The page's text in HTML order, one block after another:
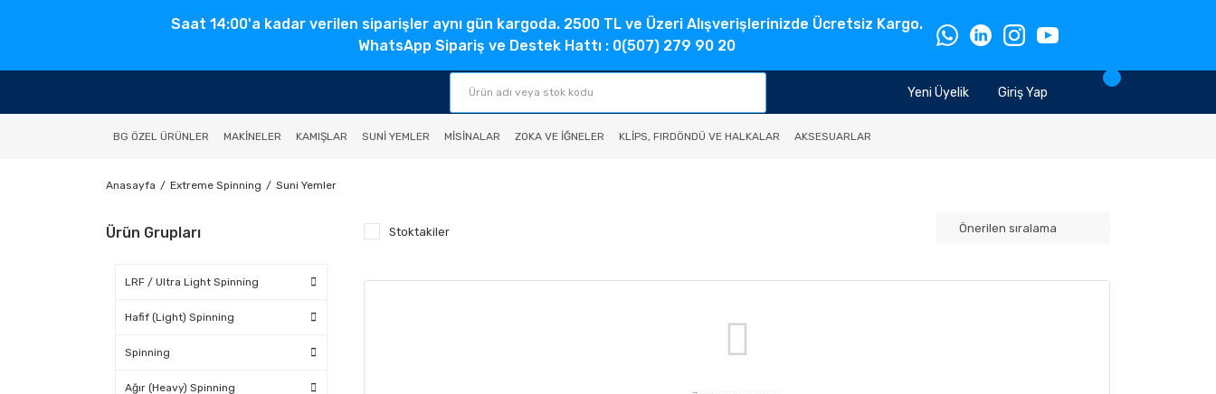
Saat 14:00'a kadar verilen siparişler aynı gün kargoda. 2500 TL ve Üzeri Alışverişlerinizde Ücretsiz Kargo.
WhatsApp Sipariş ve Destek Hattı : 0(507) 279 90 20
Giriş Yap
Yeni Üyelik
BG ÖZEL ÜRÜNLER MAKINELER KAMIŞLAR SUNI YEMLER MISINALAR ZOKA VE İĞNELER KLIPS, FIRDÖNDÜ VE HALKALAR AKSESUARLAR
Anasayfa Extreme Spinning Suni Yemler
Ürün Grupları
LRF / Ultra Light Spinning
Hafif (Light) Spinning
Spinning
Ağır (Heavy) Spinning
Stoktakiler